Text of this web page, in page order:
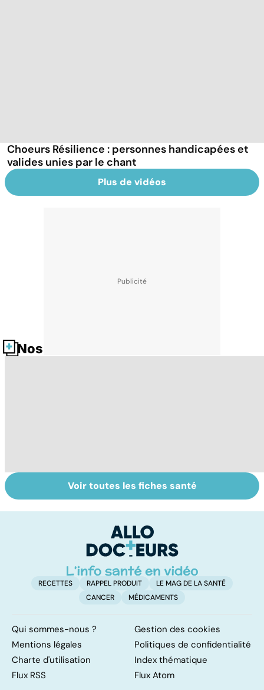
Choeurs Résilience : personnes handicapées et
valides unies par le chant
Plus de vidéos
Nos fiches santé
Danse, théâtre,
musique : les arts
Tout savoir sur
les infections
Voir toutes les fiches santé
RECETTES RAPPEL PRODUIT
LE MAG DE LA SANTÉ
CANCER
MÉDICAMENTS
Qui sommes-nous ?
Gestion des cookies
Mentions légales
Politiques de confidentialité
Charte d'utilisation
Index thématique
Flux RSS
Flux Atom